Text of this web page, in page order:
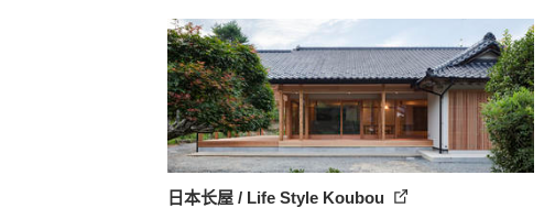
日本长屋 / Life Style Koubou